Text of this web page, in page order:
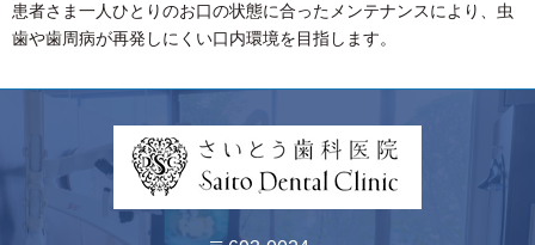
患者さま一人ひとりのお口の状態に合ったメンテナンスにより、虫
歯や歯周病が再発しにくい口内環境を目指します。